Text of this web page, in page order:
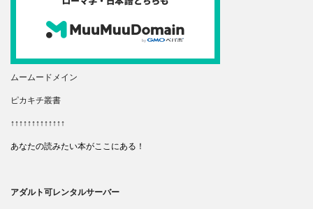
ムームードメイン
ピカキチ叢書
↑↑↑↑↑↑↑↑↑↑↑↑↑
あなたの読みたい本がここにある！
アダルト可レンタルサーバー